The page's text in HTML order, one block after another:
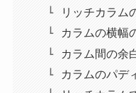
リッチカラム
カラムの横幅
カラム間の余
カラムのパデ